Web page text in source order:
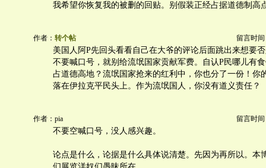
我希望你恢复我的被删的回贴。别假装正经占据道德制高
作者： 转个帖 留言时间
美国人阿P先回头看看自己在大爷的评论后面跳出来想要
不要喊口号，就别给流氓国家贡献军费。自认P民哪儿有
占道德高地？流氓国家抢来的红利中，你也分了一份！你
落在伊拉克平民头上。作为流氓国人，你没有道义责任？
作者：pia 留言时间
不要空喊口号，没人感兴趣。
论点是什么，论据是什么具体说清楚。先因为再所以。本